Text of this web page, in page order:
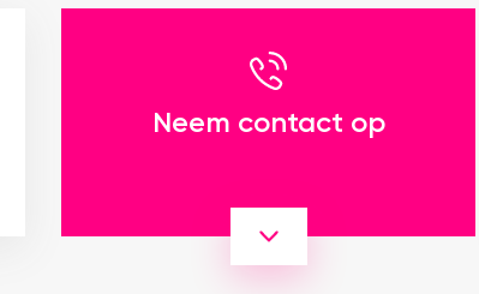
Neem contact op